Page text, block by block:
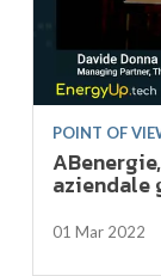
POINT OF
aziendale
01 Mar 2022